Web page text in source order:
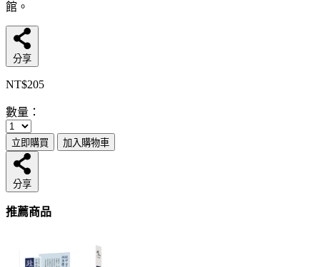
館。
分享
NT$205
數量：
立即購買 加入購物車
分享
推薦商品